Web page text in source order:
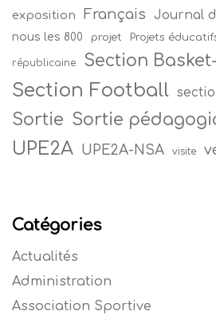
exposition Français Journal
nous les 800 projet Projets
républicaine Section
Section Football
Sortie Sortie
UPE2A UPE2A-NSA visite
Catégories
Actualités
Administration
Association Sportive